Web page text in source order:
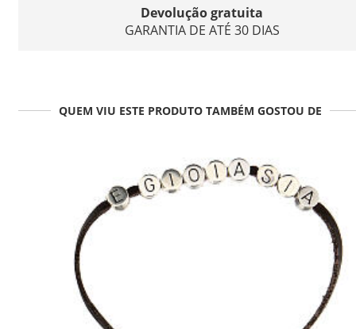
Devolução gratuita
GARANTIA DE ATÉ 30 DIAS
QUEM VIU ESTE PRODUTO TAMBÉM GOSTOU DE